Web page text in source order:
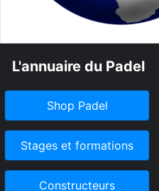
L'annuaire du Padel
Shop Padel
Stages et formations
Constructeurs